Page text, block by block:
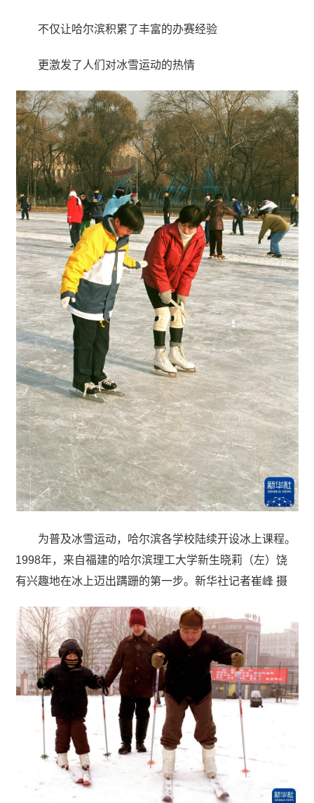
不仅让哈尔滨积累了丰富的办赛经验
更激发了人们对冰雪运动的热情
为普及冰雪运动，哈尔滨各学校陆续开设冰上课程。
1998年，来自福建的哈尔滨理工大学新生晓莉（左）饶
有兴趣地在冰上迈出蹒跚的第一步。新华社记者崔峰 摄